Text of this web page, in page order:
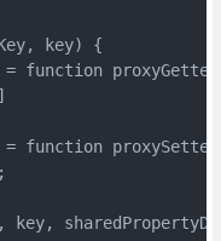
key) {
function
function
key,